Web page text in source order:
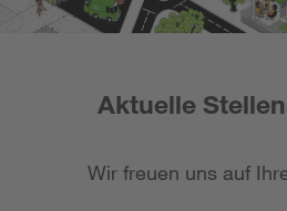
Aktuelle
Wir freuen uns auf